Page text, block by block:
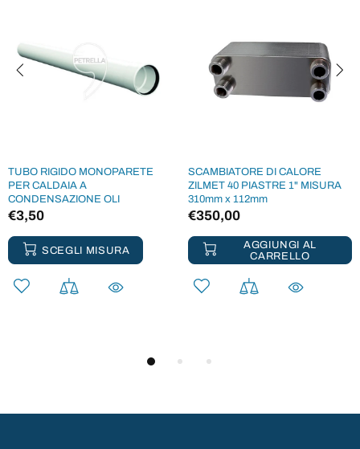
TUBO RIGIDO MONOPARETE
PER CALDAIA A
CONDENSAZIONE OLI
€3,50
SCEGLI MISURA
SCAMBIATORE DI CALORE
ZILMET 40 PIASTRE 1" MISURA
310mm x 112mm
€350,00
AGGIUNGI AL
CARRELLO